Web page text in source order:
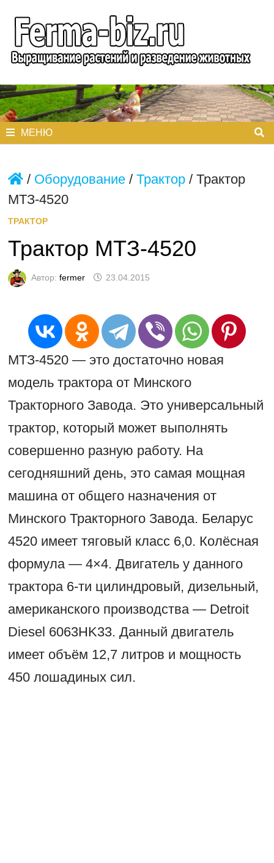
содержимому
МЕНЮ
/ Оборудование/ Трактор/ Трактор
МТЗ-4520
ТРАКТОР
Трактор МТЗ-4520
Автор: fermer 23.04.2015
МТЗ-4520 — это достаточно новая
модель трактора от Минского
Тракторного Завода. Это универсальный
трактор, который может выполнять
совершенно разную работу. На
сегодняшний день, это самая мощная
машина от общего назначения от
Минского Тракторного Завода. Беларус
4520 имеет тяговый класс 6,0. Колёсная
формула — 4×4. Двигатель у данного
трактора 6-ти цилиндровый, дизельный,
американского производства — Detroit
Diesel 6063HK33. Данный двигатель
имеет объём 12,7 литров и мощность
450 лошадиных сил.